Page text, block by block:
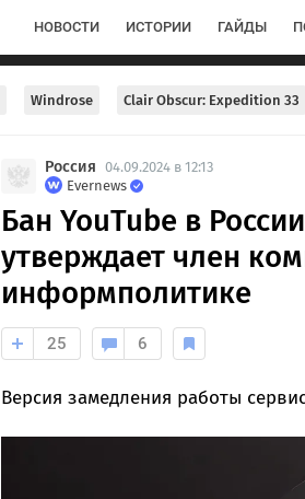
НОВОСТИ ИСТОРИИ ГАЙДЫ
Windrose Clair Obscur: Expedition 33
Россия 04.09.2024 в 12:13
Evernews
Бан YouTube в
утверждает член
информполитике
25 6
Версия замедления работы